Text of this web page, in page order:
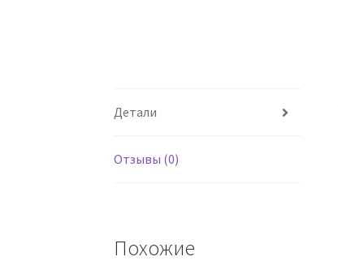
Детали
Отзывы (0)
Похожие